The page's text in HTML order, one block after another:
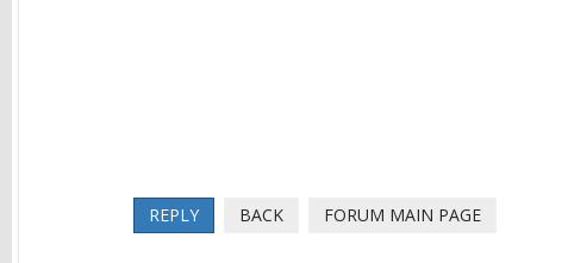
REPLY BACK FORUM MAIN PAGE